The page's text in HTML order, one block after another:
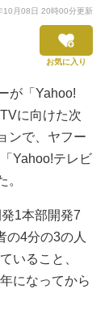
10月08日 20時00分更新
お気に入り
が「Yahoo!
に向けた次
ンで、ヤフー
Yahoo!テレビ
。
1本部開発7
の4分の3の人
いること、
になってから